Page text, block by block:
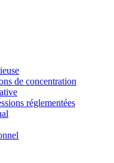
de concentration
réglementées